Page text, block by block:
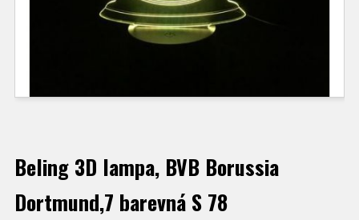
Beling 3D lampa, BVB Borussia
Dortmund,7 barevná S 78